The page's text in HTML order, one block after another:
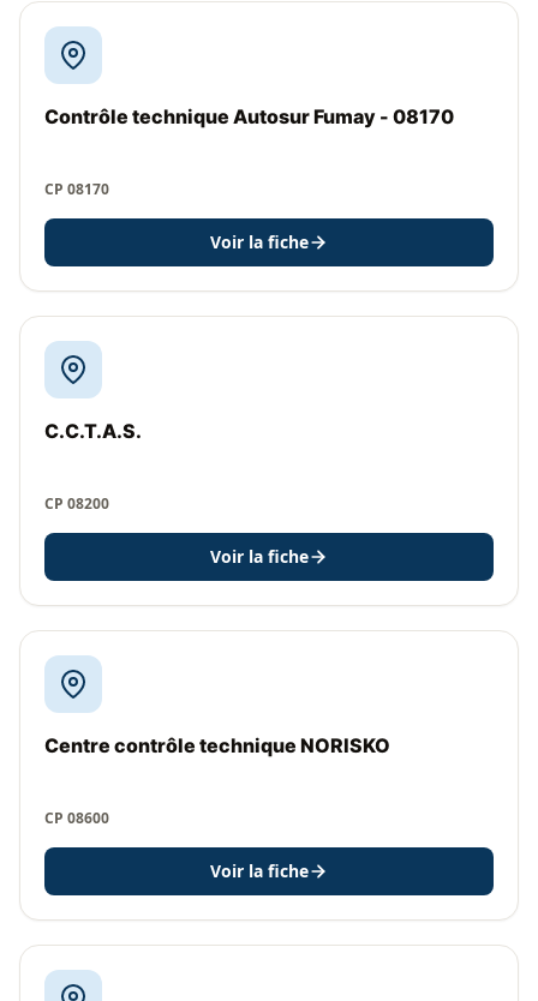
Contrôle technique Autosur Fumay - 08170
CP 08170
Voir la fiche
C.C.T.A.S.
CP 08200
Voir la fiche
Centre contrôle technique NORISKO
CP 08600
Voir la fiche